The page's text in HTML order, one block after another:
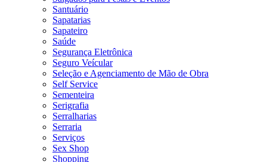
Santuário
Sapatarias
Sapateiro
Saúde
Segurança Eletrônica
Seguro Veícular
Seleção e Agenciamento de Mão de Obra
Self Service
Sementeira
Serigrafia
Serralharias
Serraria
Serviços
Sex Shop
Shopping